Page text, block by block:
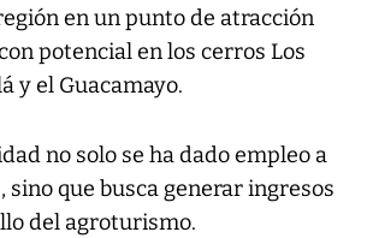
en un punto de atracción
potencial en los cerros Los
y el Guacamayo.
no solo se ha dado empleo a
sino que busca generar ingresos
del agroturismo.